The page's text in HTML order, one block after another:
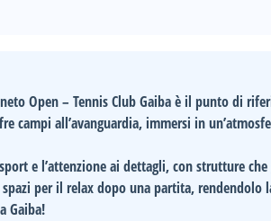
Open – Tennis Club Gaiba è il punto di
campi all’avanguardia, immersi in
e l’attenzione ai dettagli, con strutture
per il relax dopo una partita, rendendolo
a Gaiba!